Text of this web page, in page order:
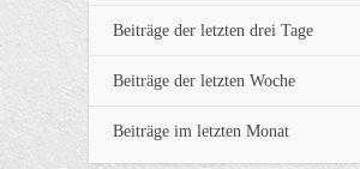
Beiträge der letzten drei Tage
Beiträge der letzten Woche
Beiträge im letzten Monat